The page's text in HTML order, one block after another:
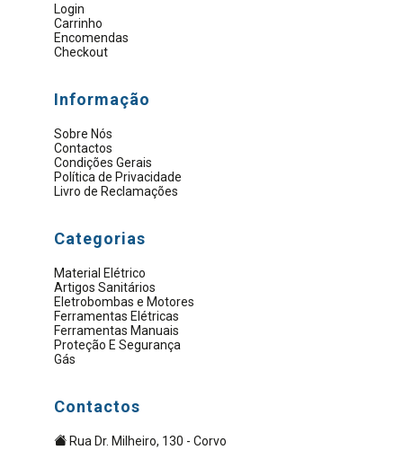
Login
Carrinho
Encomendas
Checkout
Informação
Sobre Nós
Contactos
Condições Gerais
Política de Privacidade
Livro de Reclamações
Categorias
Material Elétrico
Artigos Sanitários
Eletrobombas e Motores
Ferramentas Elétricas
Ferramentas Manuais
Proteção E Segurança
Gás
Contactos
Rua Dr. Milheiro, 130 - Corvo